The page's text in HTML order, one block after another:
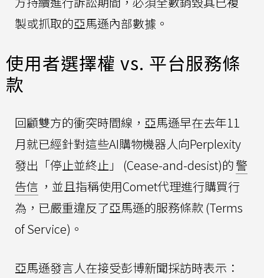
製或抓取的亞馬遜內部數據。
使用者選擇權 vs. 平台服務條
款
回顧雙方的衝突時間線，亞馬遜早在去年11
月就已經針對這些AI購物機器人向Perplexity
發出「停止並終止」 (Cease-and-desist)的警
告信 ，並且指稱使用Comet代理進行購買行
為，已嚴重違反了亞馬遜的服務條款 (Terms
of Service)。
亞馬遜發言人在接受彭博新聞採訪時表示：